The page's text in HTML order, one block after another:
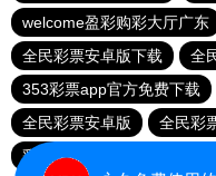
welcome盈彩购彩大厅广东
全民彩票安卓版下载
全
353彩票app官方免费下载
全民彩票安卓版
全民彩
彩神Vl购彩大厅